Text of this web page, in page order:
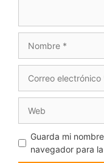
electrónico
Guarda mi
navegador para